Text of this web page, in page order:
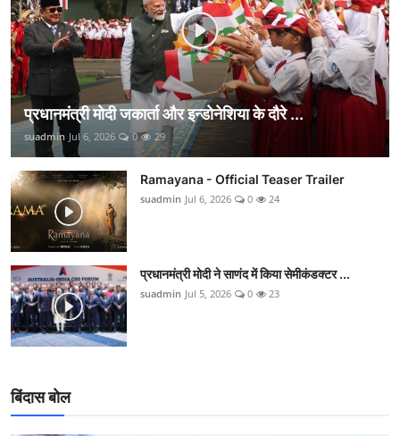
प्रधानमंत्री मोदी जकार्ता और इन्डोनेशिया के दौरे ...
suadmin Jul 6, 2026 0 29
Ramayana - Official Teaser Trailer
suadmin Jul 6, 2026 0 24
प्रधानमंत्री मोदी ने साणंद में किया सेमीकंडक्टर ...
suadmin Jul 5, 2026 0 23
बिंदास बोल